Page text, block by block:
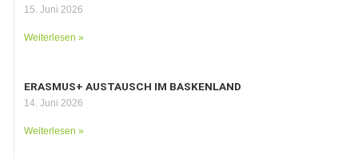
15. Juni 2026
Weiterlesen »
ERASMUS+ AUSTAUSCH IM BASKENLAND
14. Juni 2026
Weiterlesen »